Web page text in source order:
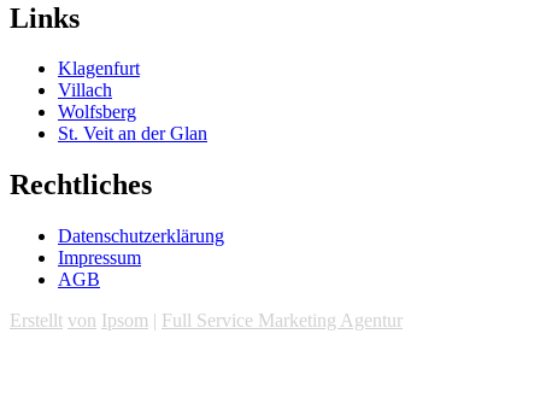
Links
Klagenfurt
Villach
Wolfsberg
St. Veit an der Glan
Rechtliches
Datenschutzerklärung
Impressum
AGB
Erstellt von Ipsom | Full Service Marketing Agentur